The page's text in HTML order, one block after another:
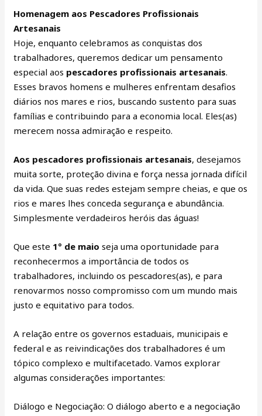
Homenagem aos Pescadores Profissionais
Artesanais
Hoje, enquanto celebramos as conquistas dos
trabalhadores, queremos dedicar um pensamento
especial aos pescadores profissionais artesanais.
Esses bravos homens e mulheres enfrentam desafios
diários nos mares e rios, buscando sustento para suas
famílias e contribuindo para a economia local. Eles(as)
merecem nossa admiração e respeito.
Aos pescadores profissionais artesanais, desejamos
muita sorte, proteção divina e força nessa jornada difícil
da vida. Que suas redes estejam sempre cheias, e que os
rios e mares lhes conceda segurança e abundância.
Simplesmente verdadeiros heróis das águas!
Que este 1º de maio seja uma oportunidade para
reconhecermos a importância de todos os
trabalhadores, incluindo os pescadores(as), e para
renovarmos nosso compromisso com um mundo mais
justo e equitativo para todos.
A relação entre os governos estaduais, municipais e
federal e as reivindicações dos trabalhadores é um
tópico complexo e multifacetado. Vamos explorar
algumas considerações importantes:
Diálogo e Negociação: O diálogo aberto e a negociação